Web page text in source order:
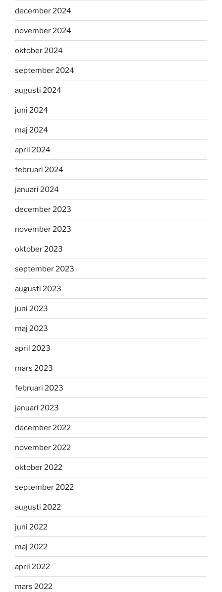
december 2024
november 2024
oktober 2024
september 2024
augusti 2024
juni 2024
maj 2024
april 2024
februari 2024
januari 2024
december 2023
november 2023
oktober 2023
september 2023
augusti 2023
juni 2023
maj 2023
april 2023
mars 2023
februari 2023
januari 2023
december 2022
november 2022
oktober 2022
september 2022
augusti 2022
juni 2022
maj 2022
april 2022
mars 2022